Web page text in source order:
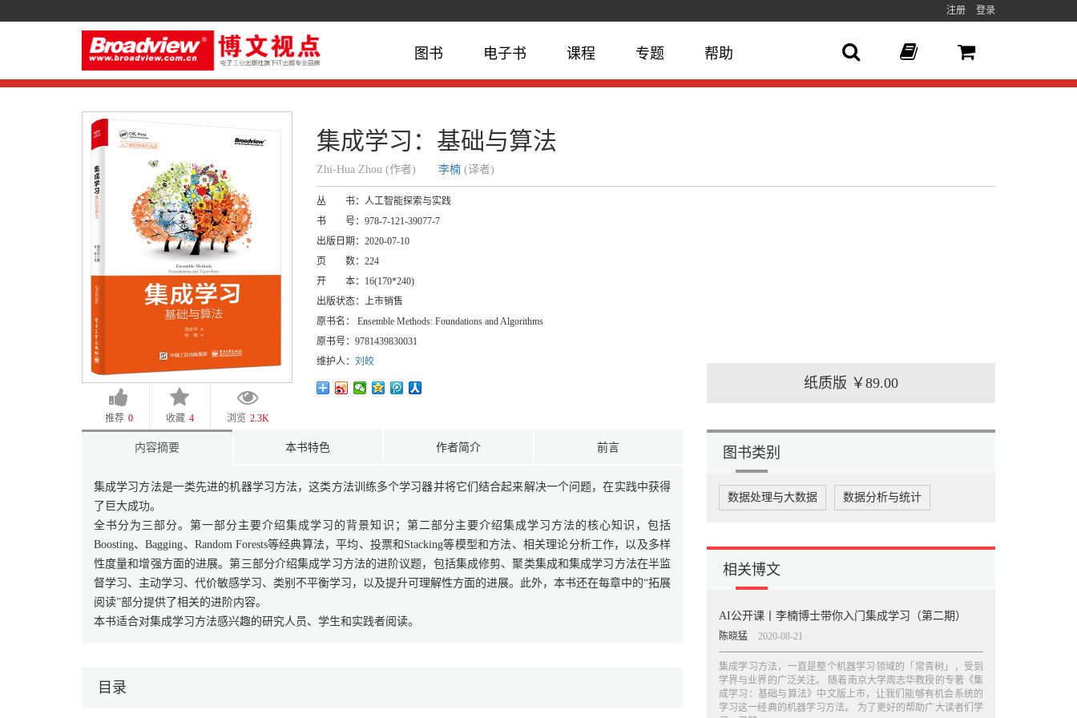
注册 登录
图书 电子书 课程 专题 帮助
推荐 0 收藏 4 浏览 2.3K
集成学习：基础与算法
Zhi-Hua Zhou (作者) 李楠(译者)
丛 书： 人工智能探索与实践
书 号： 978-7-121-39077-7
出版日期： 2020-07-10
页 数： 224
开 本：
16(170*240)
出版状态： 上市销售
原书名：
Ensemble Methods: Foundations and Algorithms
原书号： 9781439830031
维护人： 刘皎
纸质版 ￥89.00
内容摘要 本书特色 作者简介 前言
集成学习方法是一类先进的机器学习方法，这类方法训练多个学习器并将它们结合起来解决一个问题，在实践中获得
了巨大成功。
全书分为三部分。第一部分主要介绍集成学习的背景知识；第二部分主要介绍集成学习方法的核心知识，包括
Boosting、Bagging、Random Forests等经典算法，平均、投票和Stacking等模型和方法、相关理论分析工作，以及多样
性度量和增强方面的进展。第三部分介绍集成学习方法的进阶议题，包括集成修剪、聚类集成和集成学习方法在半监
督学习、主动学习、代价敏感学习、类别不平衡学习，以及提升可理解性方面的进展。此外，本书还在每章中的“拓展
阅读”部分提供了相关的进阶内容。
本书适合对集成学习方法感兴趣的研究人员、学生和实践者阅读。
目录
图书类别
数据处理与大数据 数据分析与统计
相关博文
AI公开课丨李楠博士带你入门集成学习（第二期）
陈晓猛 2020-08-21
集成学习方法，一直是整个机器学习领域的「常青树」，受到
学界与业界的广泛关注。 随着南京大学周志华教授的专著《集
成学习：基础与算法》中文版上市，让我们能够有机会系统的
学习这一经典的机器学习方法。 为了更好的帮助广大读者们学